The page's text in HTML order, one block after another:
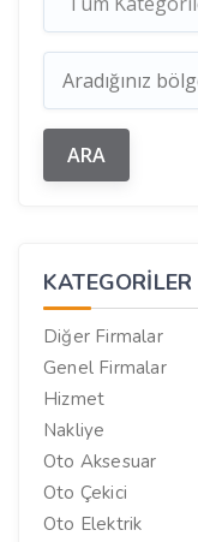
KATEGORILER
Diğer Firmalar
Genel Firmalar
Hizmet
Nakliye
Oto Aksesuar
Oto Çekici
Oto Elektrik